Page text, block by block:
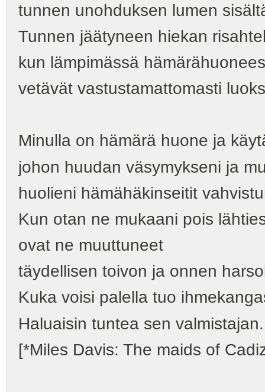
tunnen unohduksen lumen
Tunnen jäätyneen hiekan
kun lämpimässä
vetävät vastustamattomasti
Minulla on hämärä huone ja
johon huudan väsymykseni ja
huolieni hämähäkinseitit
Kun otan ne mukaani pois
ovat ne muuttuneet
täydellisen toivon ja onnen
Kuka voisi palella tuo
Haluaisin tuntea sen valmistajan.
[*Miles Davis: The maids of